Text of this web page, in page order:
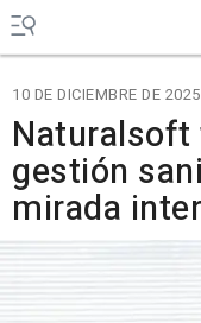
10 DE DICIEMBRE DE 2025
gestión
mirada